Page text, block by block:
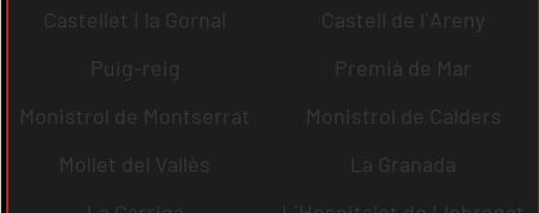
Castellet i la Gornal
Castell de l´Areny
Puig-reig
Premià de Mar
Monistrol de Montserrat
Monistrol de Calders
Mollet del Vallès
La Granada